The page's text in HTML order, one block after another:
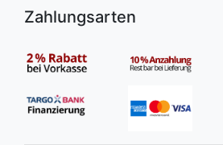
Zahlungsarten